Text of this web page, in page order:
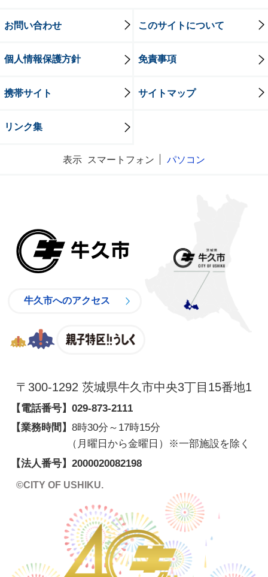
お問い合わせ このサイトについて
個人情報保護方針 免責事項
携帯サイト サイトマップ
リンク集
表示 スマートフォン パソコン
牛久市へのアクセス
〒300-1292 茨城県牛久市中央3丁目15番地1
【電話番号】 029-873-2111
【業務時間】 8時30分～17時15分
（月曜日から金曜日）※一部施設を除く
【法人番号】 2000020082198
©CITY OF USHIKU.